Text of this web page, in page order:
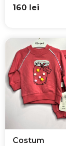
160 lei
Costum